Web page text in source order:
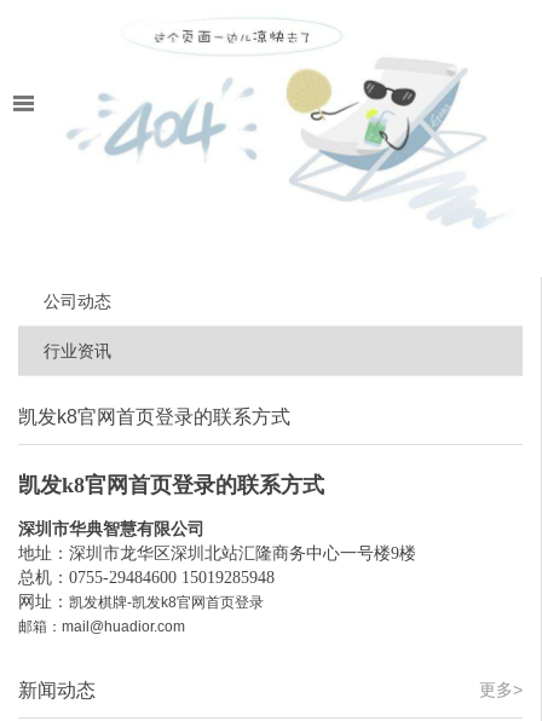
公司动态
行业资讯
凯发k8官网首页登录的联系方式
凯发k8官网首页登录的联系方式
深圳市华典智慧有限公司
地址：深圳市龙华区深圳北站汇隆商务中心一号楼9楼
总机：0755-29484600 15019285948
网址： 凯发棋牌-凯发k8官网首页登录
邮箱： mail@huadior.com
更多>
新闻动态